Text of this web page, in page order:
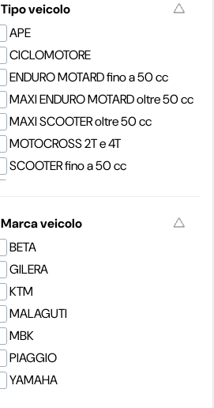
Kymco
Malaguti
ONE Italia
Peugeot
Piaggio
Polisport
STR8
Superauto
Ufo Plast
Yamaha
Tipo veicolo
APE
CICLOMOTORE
ENDURO MOTARD fino a 50 cc
MAXI ENDURO MOTARD oltre 50 cc
MAXI SCOOTER oltre 50 cc
MOTOCROSS 2T e 4T
SCOOTER fino a 50 cc
Marca veicolo
BETA
GILERA
KTM
MALAGUTI
MBK
PIAGGIO
YAMAHA